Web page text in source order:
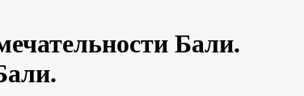
Бали.